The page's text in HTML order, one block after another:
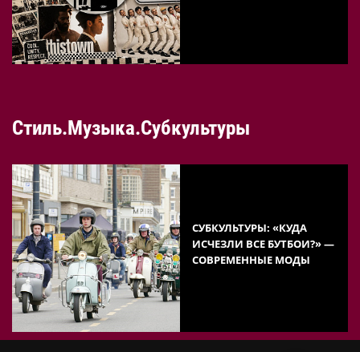
Стиль.Музыка.Субкультуры
СУБКУЛЬТУРЫ: «КУДА
ИСЧЕЗЛИ ВСЕ БУТБОИ?» —
СОВРЕМЕННЫЕ МОДЫ